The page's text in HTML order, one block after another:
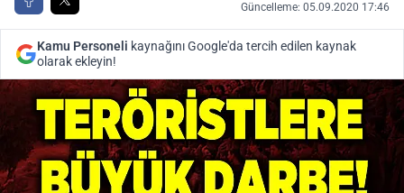
Güncelleme: 05.09.2020 17:46
Kamu Personeli kaynağını Google'da tercih edilen kaynak
olarak ekleyin!